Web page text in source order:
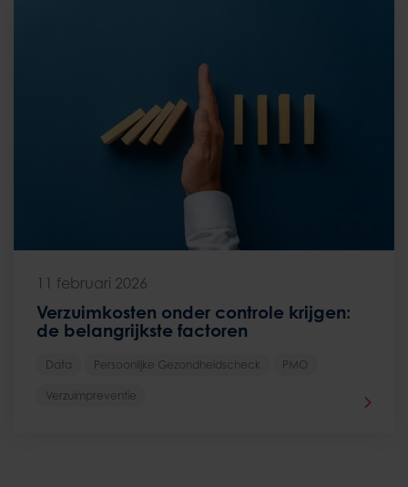
11 februari 2026
Verzuimkosten onder controle krijgen:
de belangrijkste factoren
Data Persoonlijke Gezondheidscheck PMO
Verzuimpreventie